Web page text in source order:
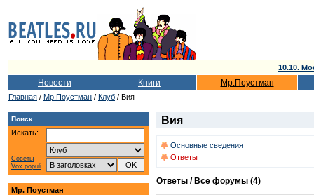
10.10.
Новости Книги Мр.Поустман
Главная / Мр.Поустман / Клуб / Вия
Поиск
Искать:
Советы
Vox populi
Мр. Поустман
Вия
Основные сведения
Ответы
Ответы / Все форумы (4)